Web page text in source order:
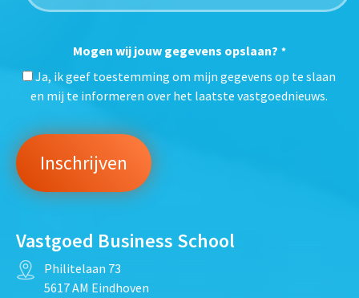
Mogen wij jouw gegevens opslaan? *
Ja, ik geef toestemming om mijn gegevens op te slaan
en mij te informeren over het laatste vastgoednieuws.
Vastgoed Business School
Philitelaan 73
5617 AM Eindhoven